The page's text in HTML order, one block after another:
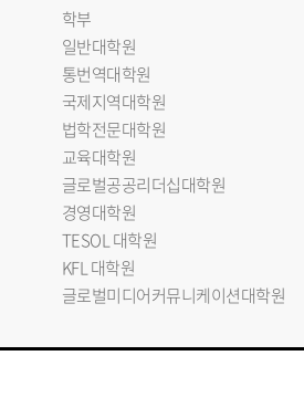
학부
일반대학원
통번역대학원
국제지역대학원
법학전문대학원
교육대학원
글로벌공공리더십대학원
경영대학원
TESOL 대학원
KFL 대학원
글로벌미디어커뮤니케이션대학원